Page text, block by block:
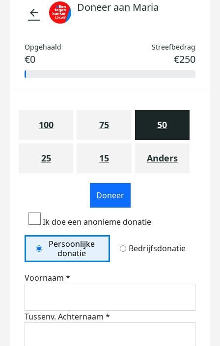
arrow_back Doneer aan Maria
Opgehaald
€0
Streefbedrag
€250
100 75 50
25 15 Anders
Doneer
Ik doe een anonieme donatie
Persoonlijke
donatie
Bedrijfsdonatie
Voornaam *
Tussenv. Achternaam *